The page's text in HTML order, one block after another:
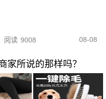
阅读 9008 08-08
家所说的那样吗？